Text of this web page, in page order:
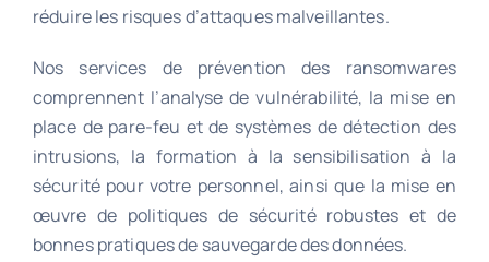
réduire les risques d’attaques malveillantes.
Nos services de prévention des ransomwares
comprennent l’analyse de vulnérabilité, la mise en
place de pare-feu et de systèmes de détection des
intrusions, la formation à la sensibilisation à la
sécurité pour votre personnel, ainsi que la mise en
œuvre de politiques de sécurité robustes et de
bonnes pratiques de sauvegarde des données.